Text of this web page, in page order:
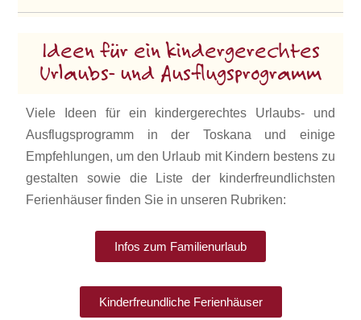
Ideen für ein kindergerechtes
Urlaubs- und Ausflugsprogramm
Viele Ideen für ein kindergerechtes Urlaubs- und
Ausflugsprogramm in der Toskana und einige
Empfehlungen, um den Urlaub mit Kindern bestens zu
gestalten sowie die Liste der kinderfreundlichsten
Ferienhäuser finden Sie in unseren Rubriken:
Infos zum Familienurlaub
Kinderfreundliche Ferienhäuser